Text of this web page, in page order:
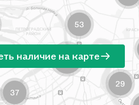
наличие на карте